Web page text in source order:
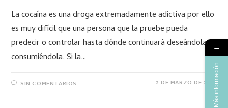
La cocaína es una droga extremadamente adictiva por ello
es muy difícil que una persona que la pruebe pueda
predecir o controlar hasta dónde continuará deseándola o
consumiéndola. Si la…
SIN COMENTARIOS 2 DE MARZO DE 2021
→
Más información